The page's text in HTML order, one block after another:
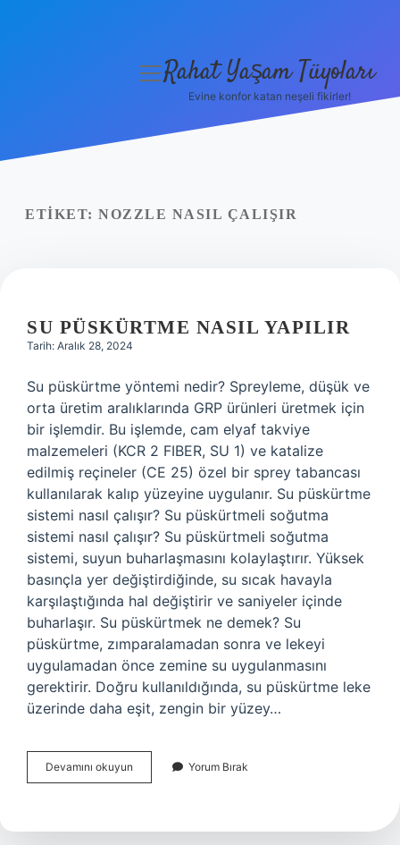
Yasal Uyarı
menüyü
Rahat Yaşam Tüyoları
Evine konfor katan neşeli fikirler!
ETIKET: NOZZLE NASIL ÇALIŞIR
SU PÜSKÜRTME NASIL YAPILIR
Tarih: Aralık 28, 2024
Su püskürtme yöntemi nedir? Spreyleme, düşük ve
orta üretim aralıklarında GRP ürünleri üretmek için
bir işlemdir. Bu işlemde, cam elyaf takviye
malzemeleri (KCR 2 FIBER, SU 1) ve katalize
edilmiş reçineler (CE 25) özel bir sprey tabancası
kullanılarak kalıp yüzeyine uygulanır. Su püskürtme
sistemi nasıl çalışır? Su püskürtmeli soğutma
sistemi nasıl çalışır? Su püskürtmeli soğutma
sistemi, suyun buharlaşmasını kolaylaştırır. Yüksek
basınçla yer değiştirdiğinde, su sıcak havayla
karşılaştığında hal değiştirir ve saniyeler içinde
buharlaşır. Su püskürtmek ne demek? Su
püskürtme, zımparalamadan sonra ve lekeyi
uygulamadan önce zemine su uygulanmasını
gerektirir. Doğru kullanıldığında, su püskürtme leke
üzerinde daha eşit, zengin bir yüzey…
Devamını okuyun
Püskürtme
Yorum Bırak